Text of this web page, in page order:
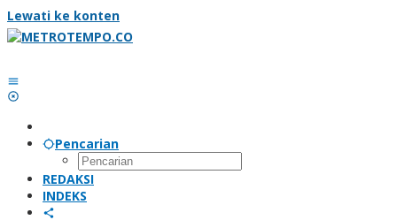
Lewati ke konten
Pencarian
REDAKSI
INDEKS